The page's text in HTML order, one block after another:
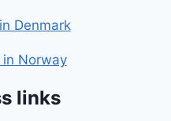
Denmark
Norway
links